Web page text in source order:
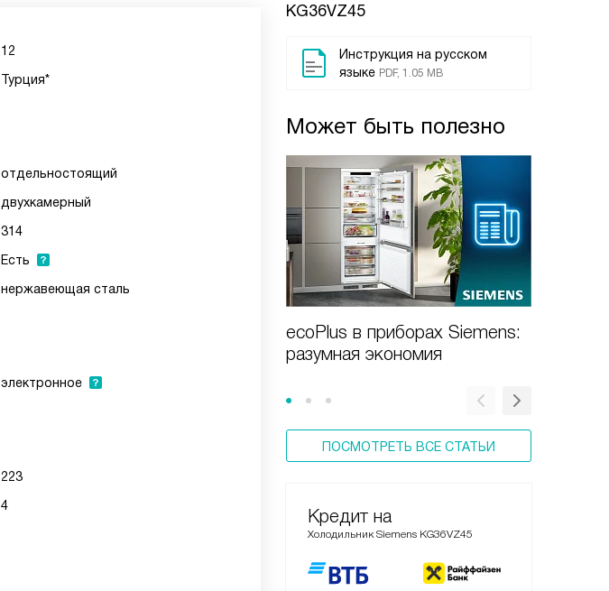
KG36VZ45
Инструкция на русском
языке PDF, 1.05 MB
Может быть полезно
ecoPlus в приборах Siemens:
разумная экономия
ПОСМОТРЕТЬ ВСЕ СТАТЬИ
Кредит на
Холодильник Siemens KG36VZ45
12
Турция*
отдельностоящий
двухкамерный
314
Есть
нержавеющая сталь
электронное
223
4